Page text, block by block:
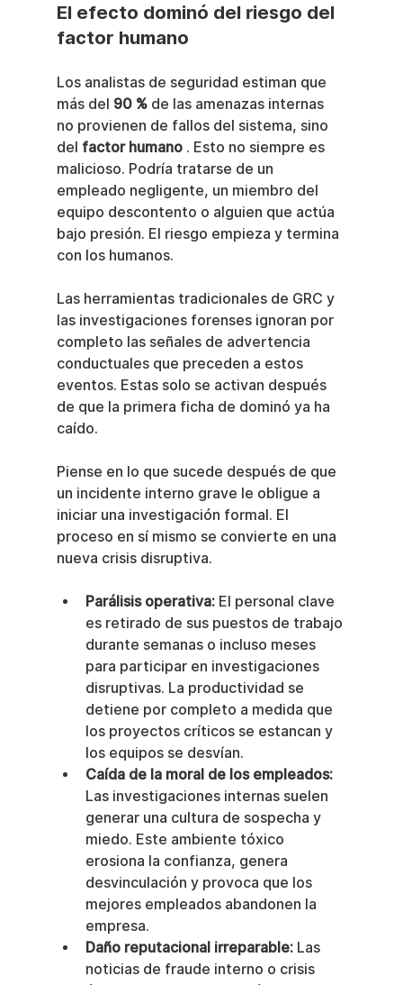
El efecto dominó del riesgo del
factor humano
Los analistas de seguridad estiman que
más del 90 % de las amenazas internas
no provienen de fallos del sistema, sino
del factor humano . Esto no siempre es
malicioso. Podría tratarse de un
empleado negligente, un miembro del
equipo descontento o alguien que actúa
bajo presión. El riesgo empieza y termina
con los humanos.
Las herramientas tradicionales de GRC y
las investigaciones forenses ignoran por
completo las señales de advertencia
conductuales que preceden a estos
eventos. Estas solo se activan después
de que la primera ficha de dominó ya ha
caído.
Piense en lo que sucede después de que
un incidente interno grave le obligue a
iniciar una investigación formal. El
proceso en sí mismo se convierte en una
nueva crisis disruptiva.
Parálisis operativa: El personal clave
es retirado de sus puestos de trabajo
durante semanas o incluso meses
para participar en investigaciones
disruptivas. La productividad se
detiene por completo a medida que
los proyectos críticos se estancan y
los equipos se desvían.
Caída de la moral de los empleados:
Las investigaciones internas suelen
generar una cultura de sospecha y
miedo. Este ambiente tóxico
erosiona la confianza, genera
desvinculación y provoca que los
mejores empleados abandonen la
empresa.
Daño reputacional irreparable: Las
noticias de fraude interno o crisis